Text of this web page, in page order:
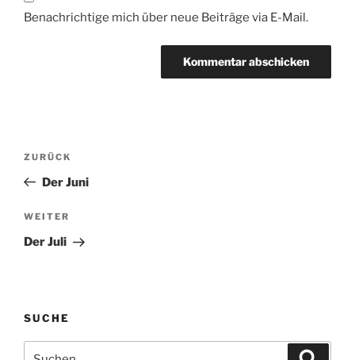
Benachrichtige mich über neue Beiträge via E-Mail.
Beitragsnavigation
Vorheriger
Beitrag
ZURÜCK
Der Juni
Nächster
Beitrag
WEITER
Der Juli
SUCHE